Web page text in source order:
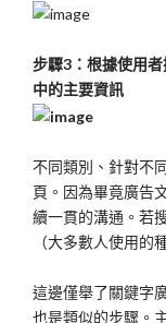
步驟3：根據使用
中的主要資訊
不同類別、針對不
頁。因為畢竟廣告
續一貫的溝通。若
（大多數人使用的
這邊僅舉了關鍵字
也是類似的步驟。